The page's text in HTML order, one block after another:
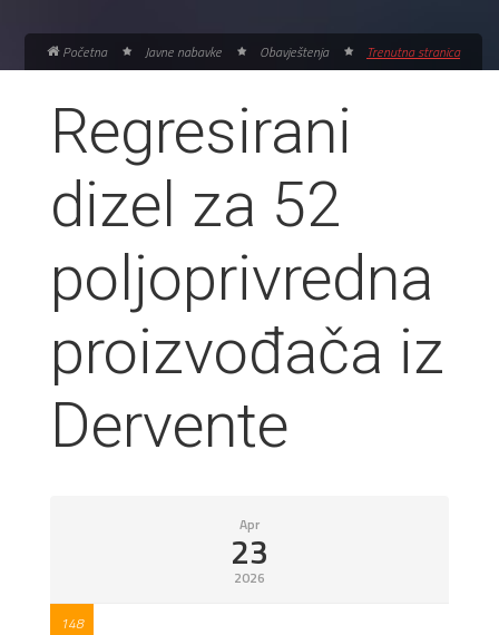
Početna Javne nabavke Obavještenja Trenutna stranica
Regresirani
dizel za 52
poljoprivredna
proizvođača iz
Dervente
Apr
23
2026
148